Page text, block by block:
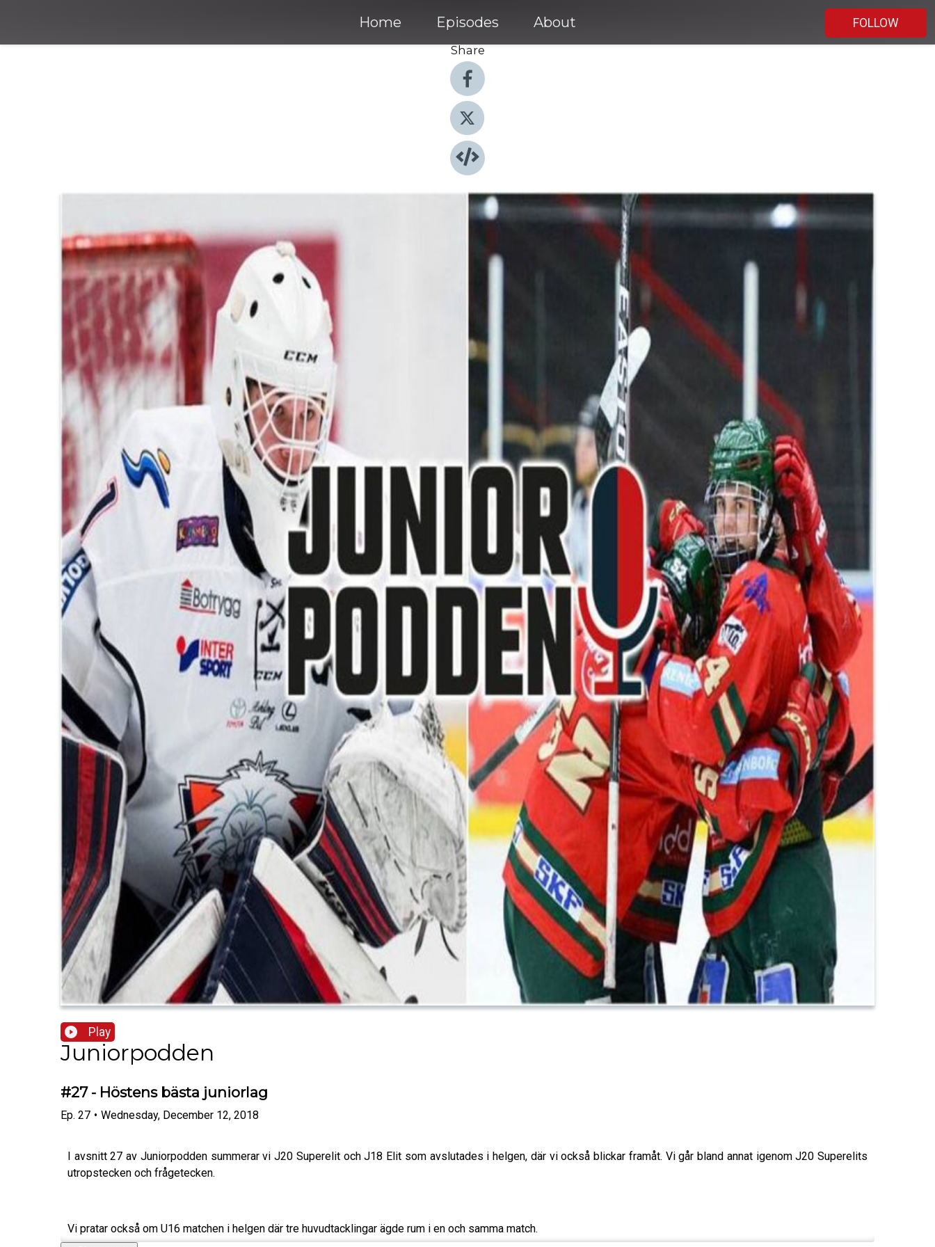
Home Episodes About
FOLLOW
Share
Play
Juniorpodden
#27 - Höstens bästa juniorlag
Ep. 27 • Wednesday, December 12, 2018
I avsnitt 27 av Juniorpodden summerar vi J20 Superelit och J18 Elit som avslutades i helgen, där vi också blickar framåt. Vi går bland annat igenom J20 Superelits
utropstecken och frågetecken.
Vi pratar också om U16 matchen i helgen där tre huvudtacklingar ägde rum i en och samma match.